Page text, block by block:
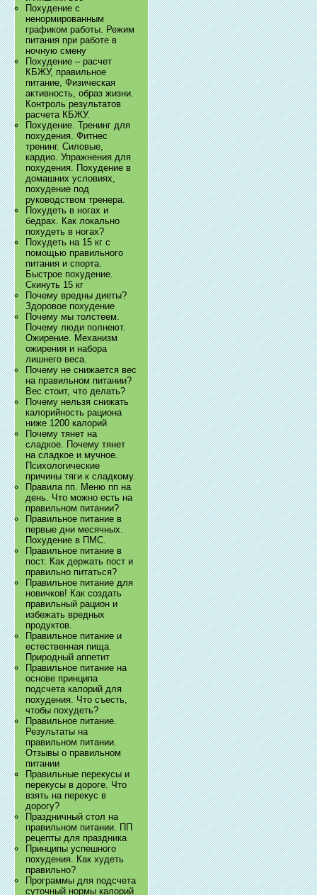
Похудение с
ненормированным
графиком работы. Режим
питания при работе в
ночную смену
Похудение – расчет
КБЖУ, правильное
питание, Физическая
активность, образ жизни.
Контроль результатов
расчета КБЖУ.
Похудение. Тренинг для
похудения. Фитнес
тренинг. Силовые,
кардио. Упражнения для
похудения. Похудение в
домашних условиях,
похудение под
руководством тренера.
Похудеть в ногах и
бедрах. Как локально
похудеть в ногах?
Похудеть на 15 кг с
помощью правильного
питания и спорта.
Быстрое похудение.
Скинуть 15 кг
Почему вредны диеты?
Здоровое похудение
Почему мы толстеем.
Почему люди полнеют.
Ожирение. Механизм
ожирения и набора
лишнего веса.
Почему не снижается вес
на правильном питании?
Вес стоит, что делать?
Почему нельзя снижать
калорийность рациона
ниже 1200 калорий
Почему тянет на
сладкое. Почему тянет
на сладкое и мучное.
Психологические
причины тяги к сладкому.
Правила пп. Меню пп на
день. Что можно есть на
правильном питании?
Правильное питание в
первые дни месячных.
Похудение в ПМС.
Правильное питание в
пост. Как держать пост и
правильно питаться?
Правильное питание для
новичков! Как создать
правильный рацион и
избежать вредных
продуктов.
Правильное питание и
естественная пища.
Природный аппетит
Правильное питание на
основе принципа
подсчета калорий для
похудения. Что съесть,
чтобы похудеть?
Правильное питание.
Результаты на
правильном питании.
Отзывы о правильном
питании
Правильные перекусы и
перекусы в дороге. Что
взять на перекус в
дорогу?
Праздничный стол на
правильном питании. ПП
рецепты для праздника
Принципы успешного
похудения. Как худеть
правильно?
Программы для подсчета
суточный нормы калорий